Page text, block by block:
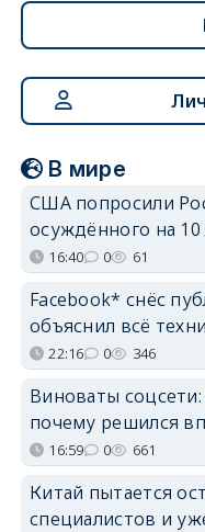
В мире
США попросили
осуждённого на
16:40 0 61
Facebook* снёс
объяснил всё
22:16 0 346
Виноваты соцсети:
почему решился
16:59 0 661
Китай пытается
специалистов и